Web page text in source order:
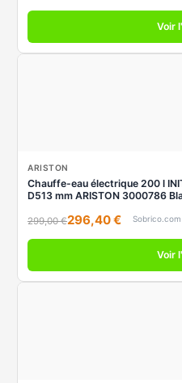
Voir
ARISTON
Chauffe-eau électrique 200 l
D513 mm ARISTON 3000786
299,00 €296,40 € Sobrico.com
Voir